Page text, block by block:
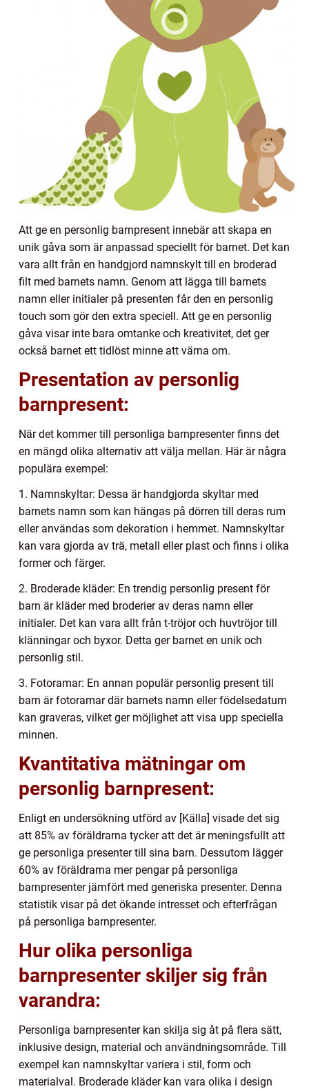
Att ge en personlig barnpresent innebär att skapa en
unik gåva som är anpassad speciellt för barnet. Det kan
vara allt från en handgjord namnskylt till en broderad
filt med barnets namn. Genom att lägga till barnets
namn eller initialer på presenten får den en personlig
touch som gör den extra speciell. Att ge en personlig
gåva visar inte bara omtanke och kreativitet, det ger
också barnet ett tidlöst minne att värna om.
Presentation av personlig
barnpresent:
När det kommer till personliga barnpresenter finns det
en mängd olika alternativ att välja mellan. Här är några
populära exempel:
1. Namnskyltar: Dessa är handgjorda skyltar med
barnets namn som kan hängas på dörren till deras rum
eller användas som dekoration i hemmet. Namnskyltar
kan vara gjorda av trä, metall eller plast och finns i olika
former och färger.
2. Broderade kläder: En trendig personlig present för
barn är kläder med broderier av deras namn eller
initialer. Det kan vara allt från t-tröjor och huvtröjor till
klänningar och byxor. Detta ger barnet en unik och
personlig stil.
3. Fotoramar: En annan populär personlig present till
barn är fotoramar där barnets namn eller födelsedatum
kan graveras, vilket ger möjlighet att visa upp speciella
minnen.
Kvantitativa mätningar om
personlig barnpresent:
Enligt en undersökning utförd av [Källa] visade det sig
att 85% av föräldrarna tycker att det är meningsfullt att
ge personliga presenter till sina barn. Dessutom lägger
60% av föräldrarna mer pengar på personliga
barnpresenter jämfört med generiska presenter. Denna
statistik visar på det ökande intresset och efterfrågan
på personliga barnpresenter.
Hur olika personliga
barnpresenter skiljer sig från
varandra:
Personliga barnpresenter kan skilja sig åt på flera sätt,
inklusive design, material och användningsområde. Till
exempel kan namnskyltar variera i stil, form och
materialval. Broderade kläder kan vara olika i design